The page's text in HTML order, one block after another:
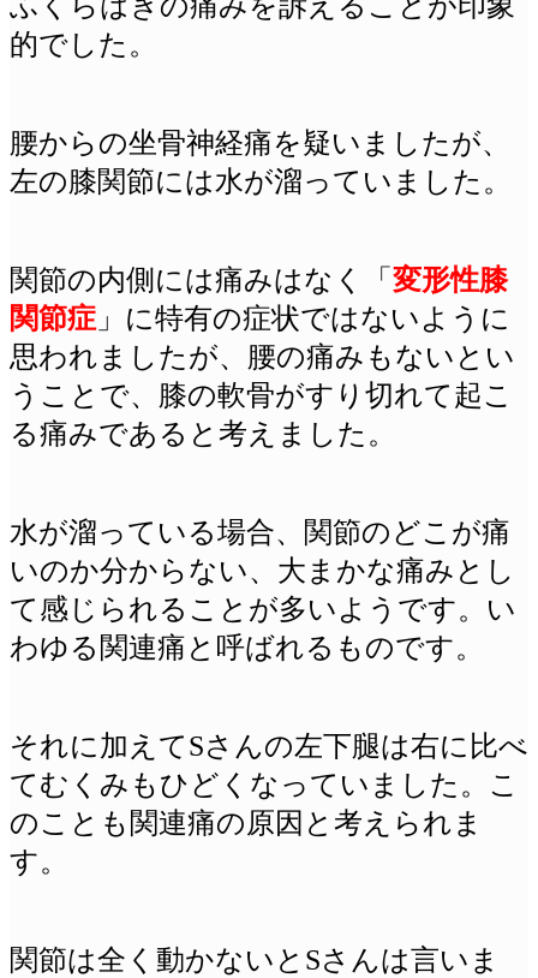
ふくらはぎの痛みを訴えることが印象
的でした。
腰からの坐骨神経痛を疑いましたが、
左の膝関節には水が溜っていました。
関節の内側には痛みはなく「 変形性膝
関節症」に特有の症状ではないように
思われましたが、腰の痛みもないとい
うことで、膝の軟骨がすり切れて起こ
る痛みであると考えました。
水が溜っている場合、関節のどこが痛
いのか分からない、大まかな痛みとし
て感じられることが多いようです。い
わゆる関連痛と呼ばれるものです。
それに加えてSさんの左下腿は右に比べ
てむくみもひどくなっていました。こ
のことも関連痛の原因と考えられま
す。
関節は全く動かないとSさんは言いま